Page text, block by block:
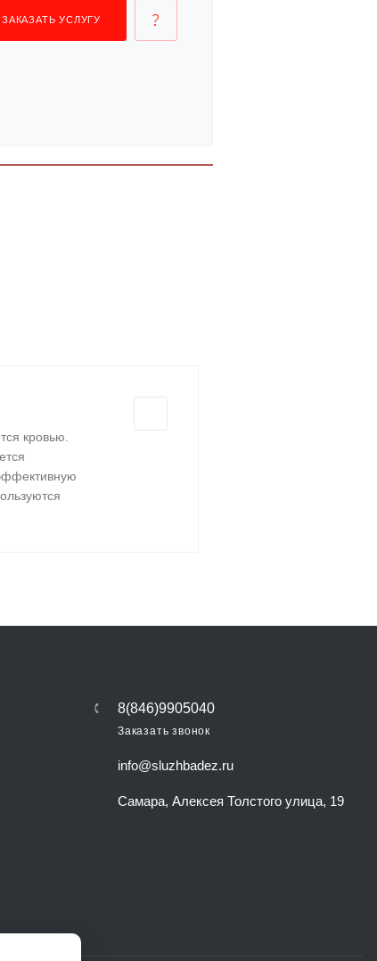
ЗАКАЗАТЬ УСЛУГУ
кровью.
8(846)9905040
Заказать звонок
info@sluzhbadez.ru
Самара, Алексея Толстого улица, 19